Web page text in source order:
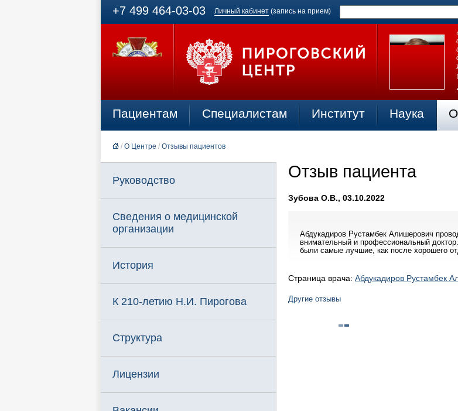
+7 499 464-03-03 Личный кабинет (запись на прием)
Пациентам Специалистам Институт Наука
/ О Центре / Отзывы пациентов
Руководство
Сведения о медицинской
организации
История
К 210-летию Н.И. Пирогова
Структура
Лицензии
Отзыв пациента
Зубова О.В., 03.10.2022
Абдукадиров Рустамбек Алишерович
внимательный и профессиональный
были самые лучшие, как после хорошего
Страница врача: Абдукадиров Рустамбек
Другие отзывы